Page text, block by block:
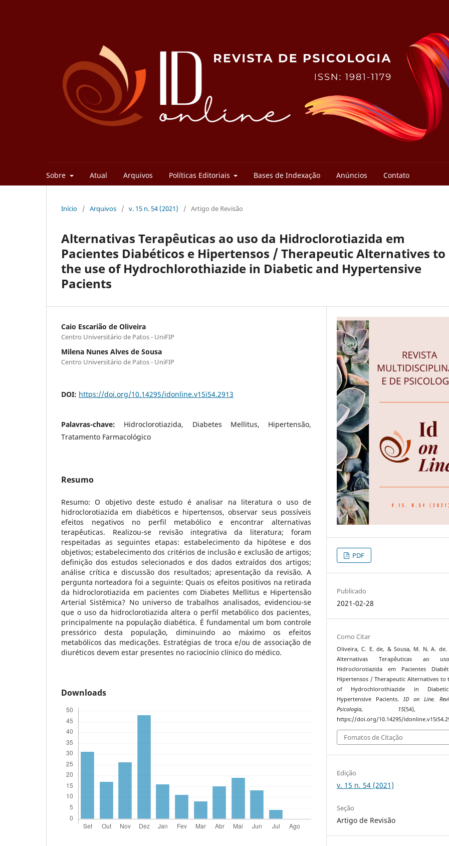
Sobre Atual Arquivos Políticas Editoriais Bases de Indexação Anúncios Contato
Início / Arquivos / v. 15 n. 54 (2021) / Artigo de Revisão
Alternativas Terapêuticas ao uso da Hidroclorotiazida em
Pacientes Diabéticos e Hipertensos / Therapeutic Alternatives to
the use of Hydrochlorothiazide in Diabetic and Hypertensive
Pacients
Caio Escarião de Oliveira
Centro Universitário de Patos - UniFIP
Milena Nunes Alves de Sousa
Centro Universitário de Patos - UniFIP
DOI: https://doi.org/10.14295/idonline.v15i54.2913
Palavras-chave: Hidroclorotiazida, Diabetes Mellitus, Hipertensão,
Tratamento Farmacológico
Resumo
Resumo: O objetivo deste estudo é analisar na literatura o uso de
hidroclorotiazida em diabéticos e hipertensos, observar seus possíveis
efeitos negativos no perfil metabólico e encontrar alternativas
terapêuticas. Realizou-se revisão integrativa da literatura; foram
respeitadas as seguintes etapas: estabelecimento da hipótese e dos
objetivos; estabelecimento dos critérios de inclusão e exclusão de artigos;
definição dos estudos selecionados e dos dados extraídos dos artigos;
análise crítica e discussão dos resultados; apresentação da revisão. A
pergunta norteadora foi a seguinte: Quais os efeitos positivos na retirada
da hidroclorotiazida em pacientes com Diabetes Mellitus e Hipertensão
Arterial Sistêmica? No universo de trabalhos analisados, evidenciou-se
que o uso da hidroclorotiazida altera o perfil metabólico dos pacientes,
principalmente na população diabética. É fundamental um bom controle
pressórico desta população, diminuindo ao máximo os efeitos
metabólicos das medicações. Estratégias de troca e/ou de associação de
diuréticos devem estar presentes no raciocínio clínico do médico.
Downloads
PDF
Publicado
2021-02-28
Como Citar
Oliveira, C. E. de, & Sousa, M. N. A. de.
Alternativas Terapêuticas ao
Hidroclorotiazida em Pacientes
Hipertensos / Therapeutic Alternatives to
of Hydrochlorothiazide in
Hypertensive Pacients.ID on Line.
Psicologia, 15(54),
https://doi.org/10.14295/
Fomatos de Citação
Edição
v. 15 n. 54 (2021)
Seção
Artigo de Revisão